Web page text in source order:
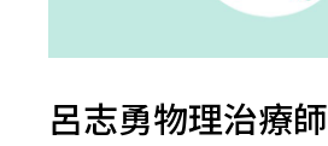
呂志勇物理治療師